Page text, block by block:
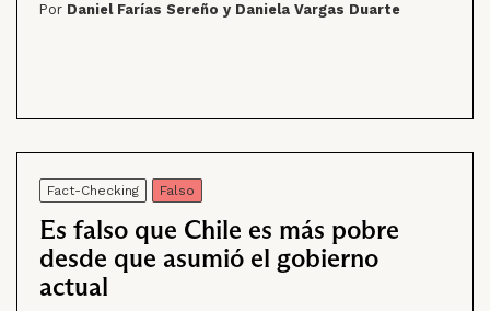
Por Daniel Farías Sereño y Daniela Vargas Duarte
Fact-Checking Falso
Es falso que Chile es más pobre
desde que asumió el gobierno
actual